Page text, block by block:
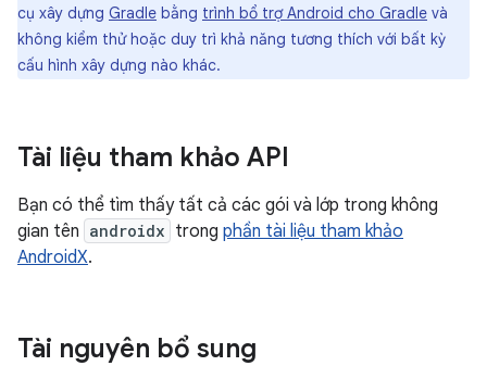
cụ xây dựng Gradle bằng trình bổ trợ Android cho Gradle và
không kiểm thử hoặc duy trì khả năng tương thích với bất kỳ
cấu hình xây dựng nào khác.
Tài liệu tham khảo API
Bạn có thể tìm thấy tất cả các gói và lớp trong không
gian tên androidx trong phần tài liệu tham khảo
AndroidX.
Tài nguyên bổ sung